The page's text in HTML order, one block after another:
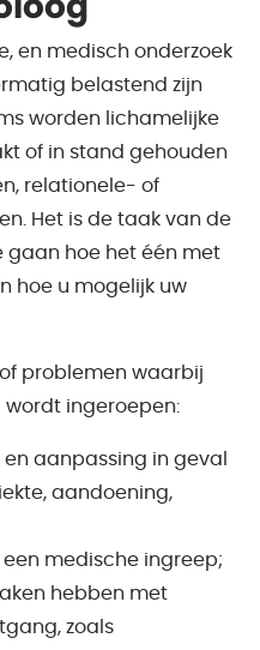
en medisch onderzoek
belastend zijn
worden lichamelijke
of in stand gehouden
relationele- of
Het is de taak van de
gaan hoe het één met
hoe u mogelijk uw
problemen waarbij
ingeroepen:
aanpassing in geval
aandoening,
medische ingreep;
hebben met
zoals